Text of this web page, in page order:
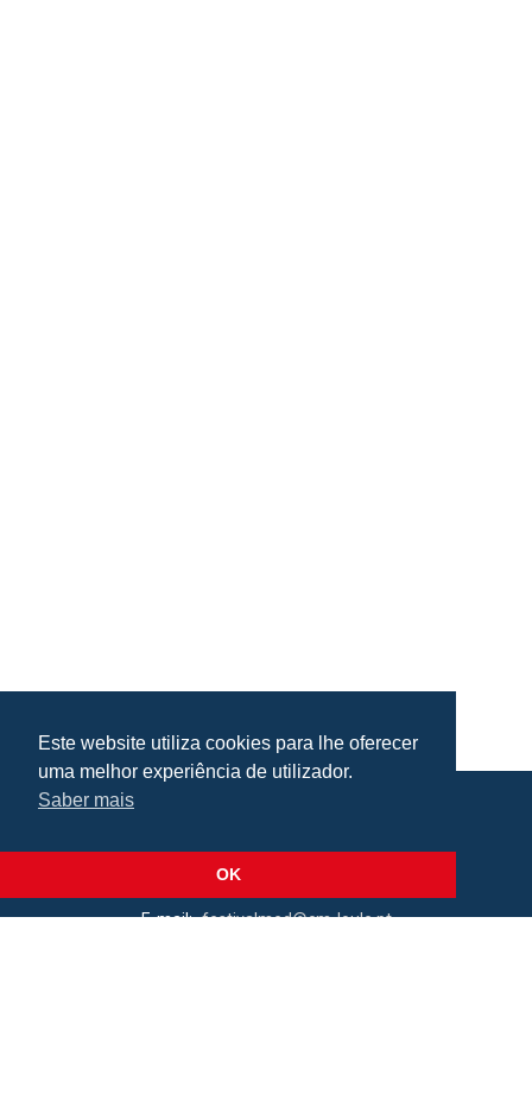
Lat: 37.138173, Lng: -8.022273
E-mail: festivalmed@cm-loule.pt
Este website utiliza cookies para lhe oferecer
uma melhor experiência de utilizador.
Saber mais
OK